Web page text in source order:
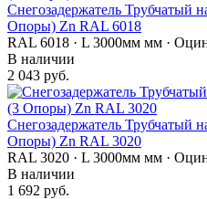
Снегозадержатель Трубчатый
Опоры) Zn RAL 6018
RAL 6018 · L 3000мм мм ·
В наличии
2 043 руб.
Снегозадержатель Трубчатый
Опоры) Zn RAL 3020
RAL 3020 · L 3000мм мм ·
В наличии
1 692 руб.